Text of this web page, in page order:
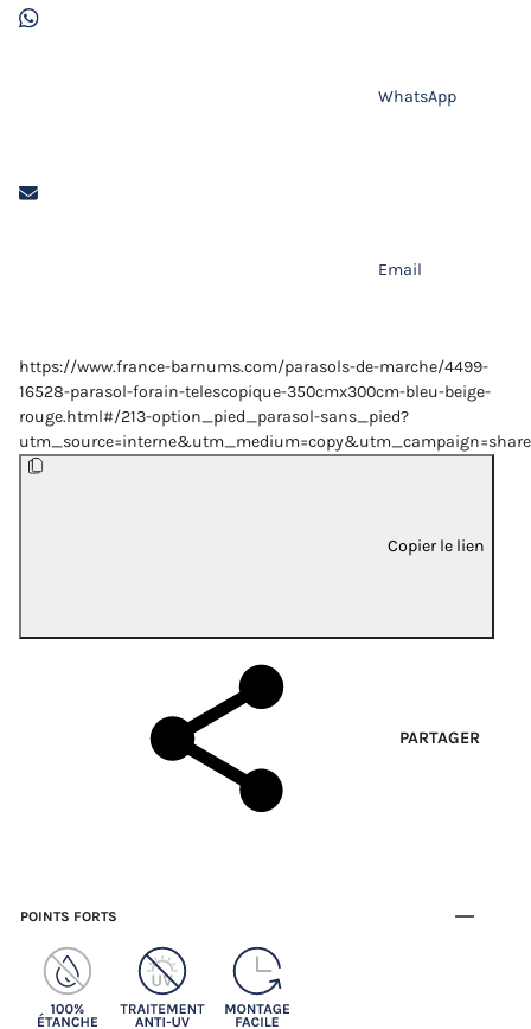
WhatsApp
Email
https://www.france-barnums.com/parasols-de-marche/4499-
16528-parasol-forain-telescopique-350cmx300cm-bleu-beige-
rouge.html#/213-option_pied_parasol-sans_pied?
Copier le lien
PARTAGER
POINTS FORTS